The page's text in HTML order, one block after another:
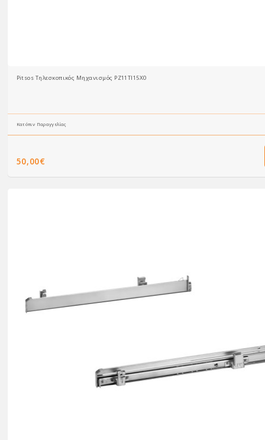
Pitsos Τηλεσκοπικός Μηχανισμός PZ11TI15X0
Κατόπιν Παραγγελίας
50,00€